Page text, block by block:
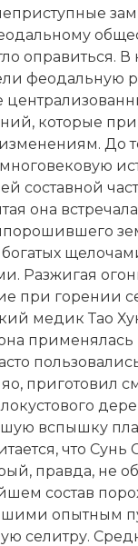
оправиться.
феодальную
которые
До
составной
она
богатых
Разжигая
при горении
медик Тао
применялась
приготовил
вспышку
что
правда, не
состав
опытным
селитру.